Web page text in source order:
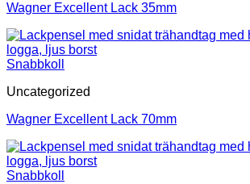
Wagner Excellent Lack 35mm
Snabbkoll
Uncategorized
Wagner Excellent Lack 70mm
Snabbkoll